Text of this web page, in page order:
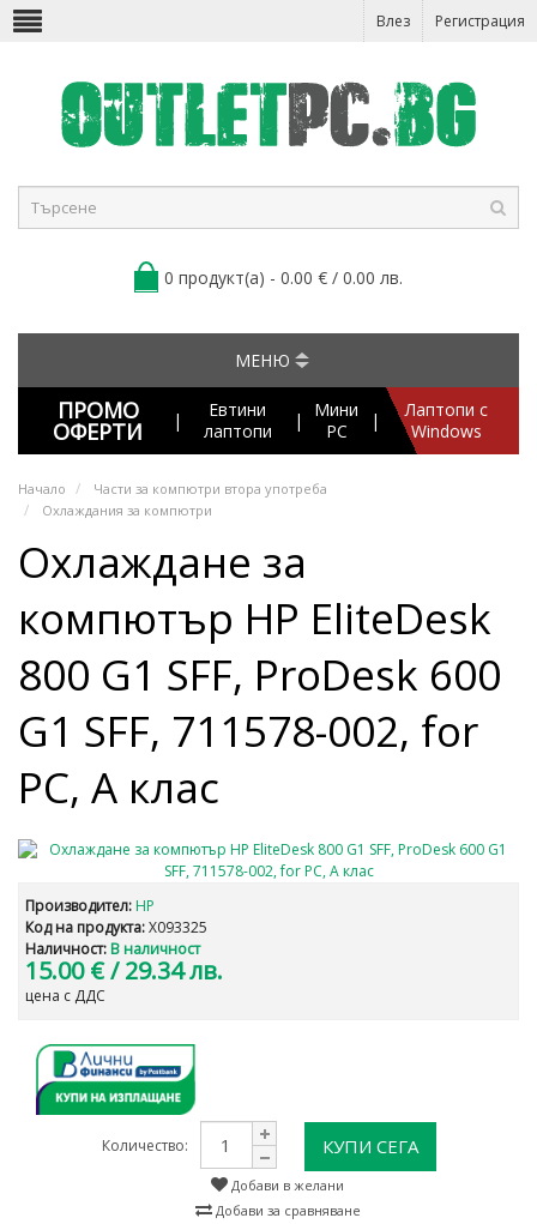
Влез Регистрация
0 продукт(а) - 0.00 € / 0.00 лв.
МЕНЮ
ПРОМО
ОФЕРТИ |
Евтини
лаптопи
|
Мини
PC
|
Лаптопи с
Windows
Начало
Части за компютри втора употреба
Охлаждания за компютри
Охлаждане за
компютър HP EliteDesk
800 G1 SFF, ProDesk 600
G1 SFF, 711578-002, for
PC, А клас
Производител: HP
Код на продукта:X093325
Наличност: В наличност
15.00 €/ 29.34 лв.
цена с ДДС
Количество: КУПИ СЕГА
Добави в желани
Добави за сравняване